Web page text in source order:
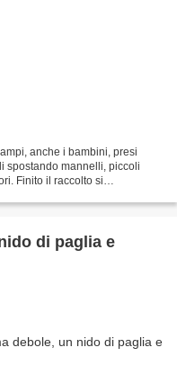
anche i bambini, presi
spostando mannelli, piccoli
Finito il raccolto si
di paglia e